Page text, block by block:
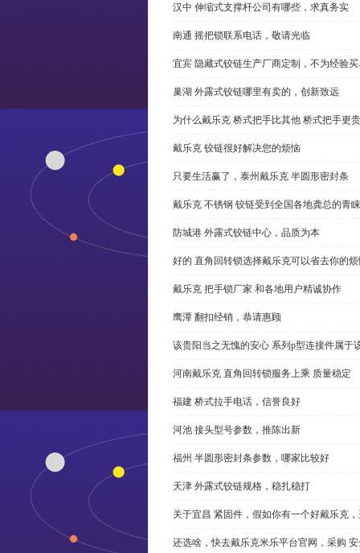
汉中 伸缩式支撑杆公司有哪些，求真务实
南通 摇把锁联系电话，敬请光临
宜宾 隐藏式铰链生产厂商定制，不为经验
巢湖 外露式铰链哪里有卖的，创新致远
为什么戴乐克 桥式把手比其他 桥式把手更
戴乐克 铰链很好解决您的烦恼
只要生活赢了，泰州戴乐克 半圆形密封条
戴乐克 不锈钢 铰链受到全国各地龚总的青睐
防城港 外露式铰链中心，品质为本
好的 直角回转锁选择戴乐克可以省去你的
戴乐克 把手锁厂家 和各地用户精诚协作
鹰潭 翻扣经销，恭请惠顾
该贵阳当之无愧的安心 系列p型连接件属于
河南戴乐克 直角回转锁服务上乘 质量稳定
福建 桥式拉手电话，信誉良好
河池 接头型号参数，推陈出新
福州 半圆形密封条参数，哪家比较好
天津 外露式铰链规格，稳扎稳打
关于宜昌 紧固件，假如你有一个好戴乐克
还选啥，快去戴乐克米乐平台官网，采购